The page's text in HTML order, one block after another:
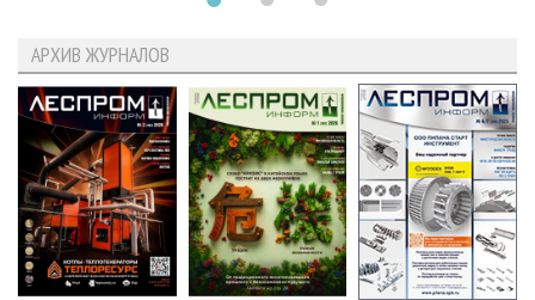
АРХИВ ЖУРНАЛОВ